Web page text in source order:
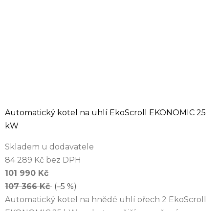
Automatický kotel na uhlí EkoScroll EKONOMIC 25
kW
Skladem u dodavatele
84 289 Kč bez DPH
101 990 Kč
107 366 Kč (–5 %)
Automatický kotel na hnědé uhlí ořech 2 EkoScroll